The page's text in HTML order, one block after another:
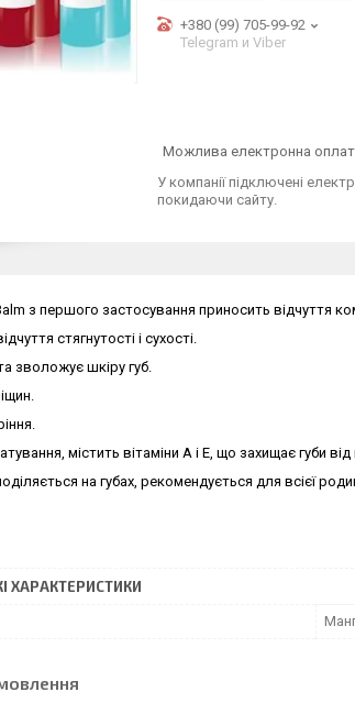
+380 (99) 705-99-92
Telegram и Viber
У компанії підключені
покидаючи сайту.
з першого застосування приносить відчуття
стягнутості і сухості.
зволожує шкіру губ.
містить вітаміни А і Е, що захищає губи
на губах, рекомендується для всієї
ХАРАКТЕРИСТИКИ